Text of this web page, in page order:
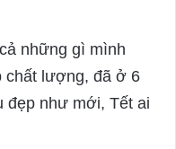
những gì mình
lượng, đã ở 6
đẹp như mới, Tết ai